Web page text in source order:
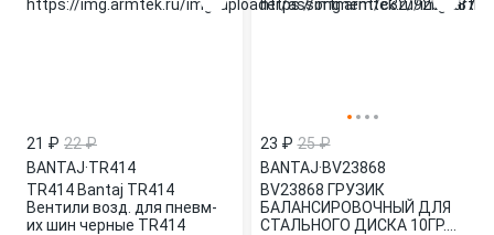
21 ₽ 22 ₽
BANTAJ·TR414
TR414 Bantaj TR414
Вентили возд. для пневм-
их шин черные TR414
23 ₽ 25 ₽
BANTAJ·BV23868
BV23868 ГРУЗИК
БАЛАНСИРОВОЧНЫЙ ДЛЯ
СТАЛЬНОГО ДИСКА 10ГР.